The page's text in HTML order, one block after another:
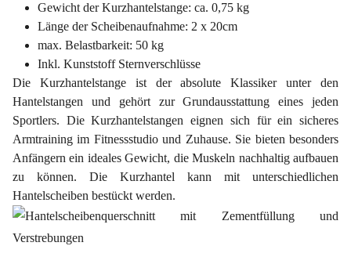
Gewicht der Kurzhantelstange: ca. 0,75 kg
Länge der Scheibenaufnahme: 2 x 20cm
max. Belastbarkeit: 50 kg
Inkl. Kunststoff Sternverschlüsse
Die Kurzhantelstange ist der absolute Klassiker unter den
Hantelstangen und gehört zur Grundausstattung eines jeden
Sportlers. Die Kurzhantelstangen eignen sich für ein sicheres
Armtraining im Fitnessstudio und Zuhause. Sie bieten besonders
Anfängern ein ideales Gewicht, die Muskeln nachhaltig aufbauen
zu können. Die Kurzhantel kann mit unterschiedlichen
Hantelscheiben bestückt werden.